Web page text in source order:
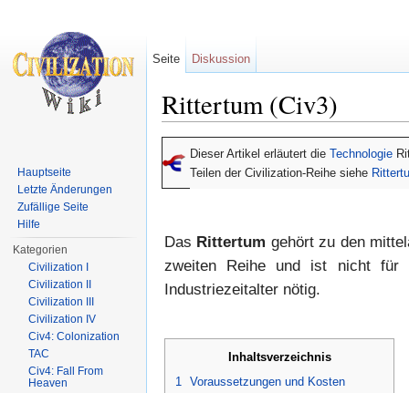
Rittertum (Civ3)
Dieser Artikel erläutert die Technologie
Teilen der Civilization-Reihe siehe
Das Rittertum gehört zu den
zweiten Reihe und ist nicht für
Industriezeitalter nötig.
Inhaltsverzeichnis
1 Voraussetzungen und Kosten
Seite Diskussion
Hauptseite
Letzte Änderungen
Zufällige Seite
Hilfe
Kategorien
Civilization I
Civilization II
Civilization III
Civilization IV
Civ4: Colonization
TAC
Civ4: Fall From
Heaven